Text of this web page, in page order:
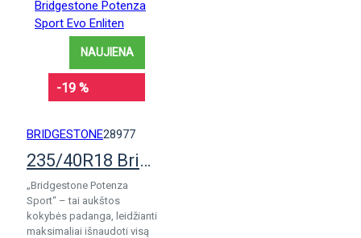
NAUJIENA
-19 %
BRIDGESTONE28977
235/40R18 Bridgestone Potenza Sport Evo Enliten
„Bridgestone Potenza
Sport“ – tai aukštos
kokybės padanga, leidžianti
maksimaliai išnaudoti visą